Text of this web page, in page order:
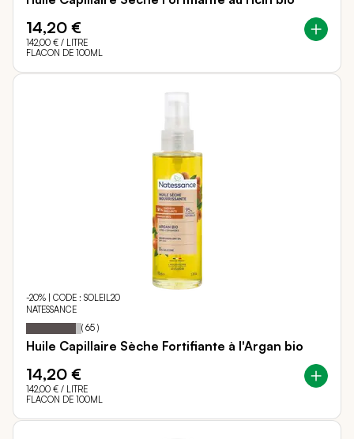
14,20 €
142,00 € / LITRE
FLACON DE 100ML
-20% | CODE : SOLEIL20
NATESSANCE
Notation: 90
% of
( 65 )
Huile Capillaire Sèche Fortifiante à l'Argan bio
14,20 €
142,00 € / LITRE
FLACON DE 100ML